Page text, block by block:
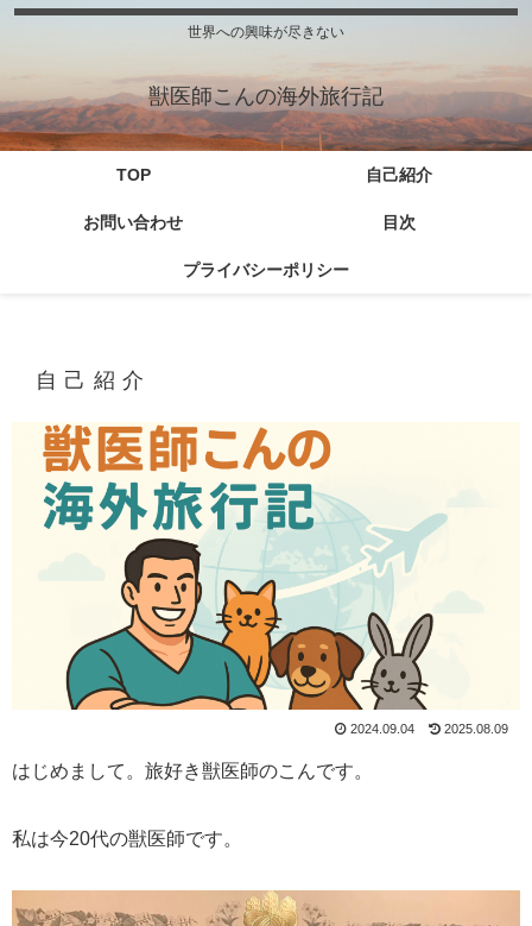
世界への興味が尽きない
獣医師こんの海外旅行記
TOP 自己紹介
お問い合わせ 目次
プライバシーポリシー
自己紹介
2024.09.04 2025.08.09
はじめまして。旅好き獣医師のこんです。
私は今20代の獣医師です。